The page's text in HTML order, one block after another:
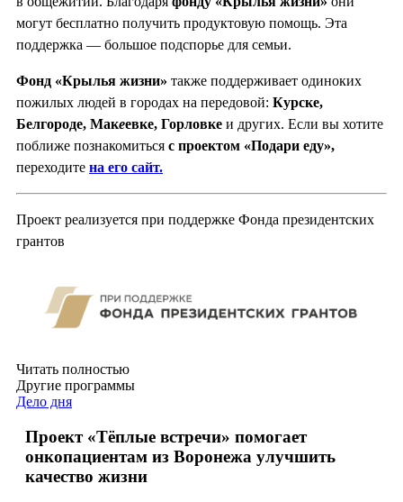
могут бесплатно получить продуктовую помощь. Эта
поддержка — большое подспорье для семьи.
Фонд «Крылья жизни» также поддерживает одиноких
пожилых людей в городах на передовой: Курске,
Белгороде, Макеевке, Горловке и других. Если вы хотите
поближе познакомиться с проектом «Подари еду»,
переходите на его сайт.
Проект реализуется при поддержке Фонда президентских
грантов
Читать полностью
Другие программы
Дело дня
Проект «Тёплые встречи» помогает
онкопациентам из Воронежа улучшить
качество жизни